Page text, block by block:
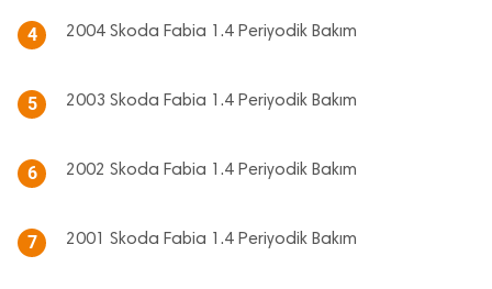
4 2004 Skoda Fabia 1.4 Periyodik Bakım
5 2003 Skoda Fabia 1.4 Periyodik Bakım
6 2002 Skoda Fabia 1.4 Periyodik Bakım
7 2001 Skoda Fabia 1.4 Periyodik Bakım